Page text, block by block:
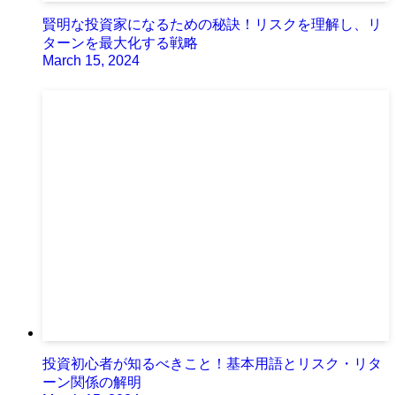
賢明な投資家になるための秘訣！リスクを理解し、リ
ターンを最大化する戦略
March 15, 2024
投資初心者が知るべきこと！基本用語とリスク・リタ
ーン関係の解明